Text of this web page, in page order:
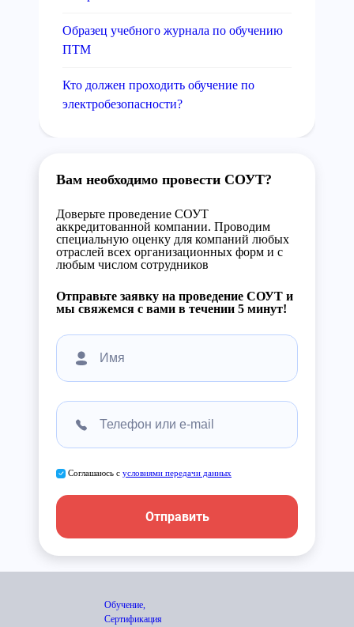
Образец учебного журнала по обучению
ПТМ
Кто должен проходить обучение по
электробезопасности?
Вам необходимо провести СОУТ?
Доверьте проведение СОУТ
аккредитованной компании. Проводим
специальную оценку для компаний любых
отраслей всех организационных форм и с
любым числом сотрудников
Отправьте заявку на проведение СОУТ и
мы свяжемся с вами в течении 5 минут!
Соглашаюсь с условиями передачи данных
Отправить
Обучение,
Сертификация